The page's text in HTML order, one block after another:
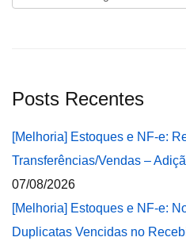
Posts Recentes
[Melhoria] Estoques e NF-e:
Transferências/Vendas –
07/08/2026
[Melhoria] Estoques e NF-e:
Duplicatas Vencidas no